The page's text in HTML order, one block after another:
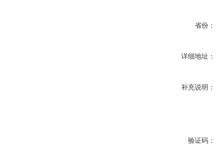
省份：
详细地址：
补充说明：
验证码：